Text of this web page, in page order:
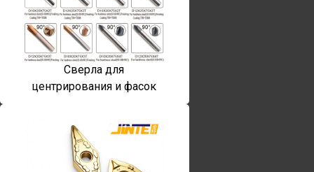
Сверла для
центрирования и фасок